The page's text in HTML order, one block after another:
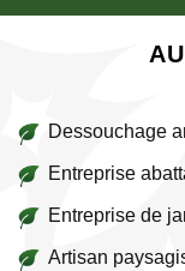
Dessouchage
Entreprise
Entreprise de
Artisan